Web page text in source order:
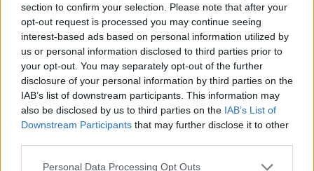
section to confirm your selection. Please note that after your
opt-out request is processed you may continue seeing
interest-based ads based on personal information utilized by
us or personal information disclosed to third parties prior to
your opt-out. You may separately opt-out of the further
disclosure of your personal information by third parties on the
IAB’s list of downstream participants. This information may
also be disclosed by us to third parties on the IAB’s List of
Downstream Participants that may further disclose it to other
Personal Data Processing Opt Outs
«Με το να δημιουργεί καυγάδες μαζί
σας, επίσης απαλλάσσεται από τις
τύψειςπου πιθανόν να αισθάνεται λόγω
τηςαπιστίαςκαι για εκείνον, αυτό
δικαιολογεί τις πράξεις του».